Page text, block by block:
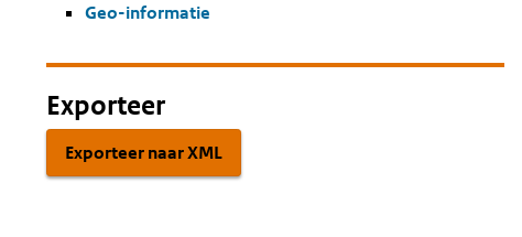
Geo-informatie
Exporteer
Exporteer naar XML